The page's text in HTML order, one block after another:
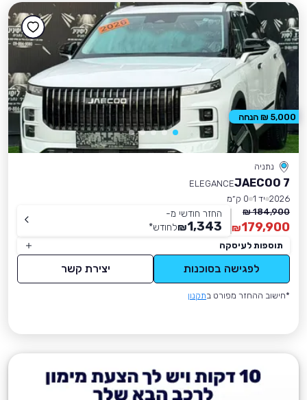
נתניה
JAECOO 7
ELEGANCE
2026 יד 1
0 ק״מ
184,900 ₪
179,900
₪
החזר חודשי מ-
1,343
₪לחודש*
תוספות לעיסקה
לפגישה בסוכנות יצירת קשר
*חישוב ההחזר מפורט בתקנון
5,000 ₪ הנחה